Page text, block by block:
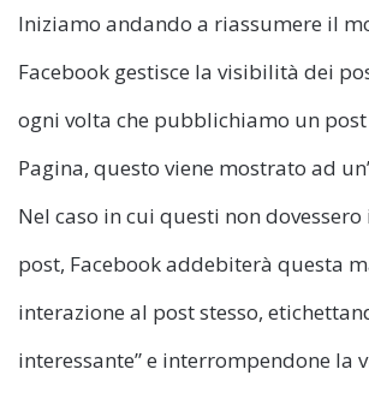
Iniziamo andando a riassumere il
Facebook gestisce la visibilità dei
ogni volta che pubblichiamo un
Pagina, questo viene mostrato ad
Nel caso in cui questi non
post, Facebook addebiterà questa
interazione al post stesso,
interessante” e interrompendone la